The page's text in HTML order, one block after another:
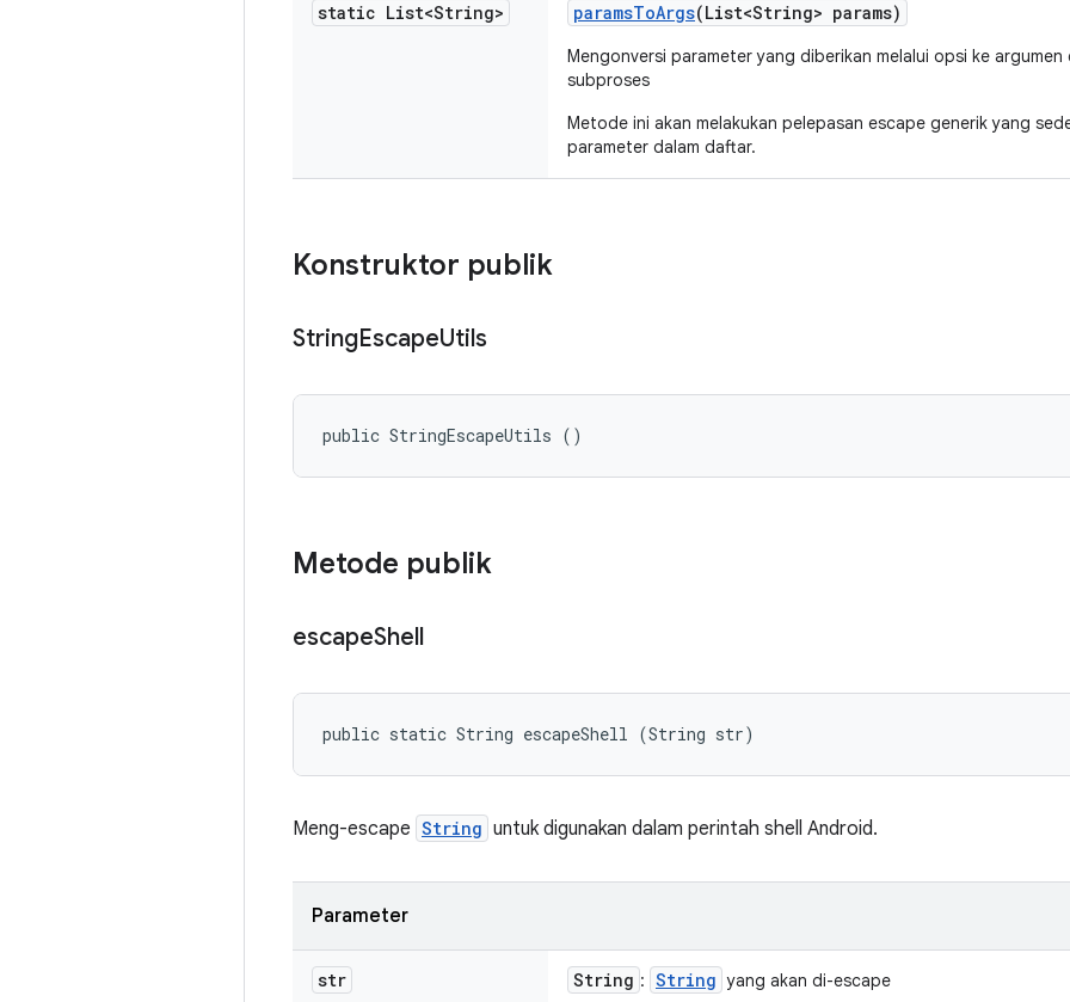
static List<String> paramsToArgs(List<String> params)
Mengonversi parameter yang diberikan melalui opsi ke
subproses
Metode ini akan melakukan pelepasan escape generik yang
parameter dalam daftar.
Konstruktor publik
StringEscapeUtils
public StringEscapeUtils ()
Metode publik
escapeShell
public static String escapeShell (String str)
Meng-escape String untuk digunakan dalam perintah shell Android.
Parameter
str String : String yang akan di-escape